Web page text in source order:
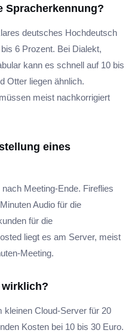
Spracherkennung?
deutsches Hochdeutsch
6 Prozent. Bei Dialekt,
kann es schnell auf 10 bis
Otter liegen ähnlich.
meist nachkorrigiert
eines
Meeting-Ende. Fireflies
Audio für die
für die
liegt es am Server, meist
Meeting.
wirklich?
kleinen Cloud-Server für 20
Kosten bei 10 bis 30 Euro.